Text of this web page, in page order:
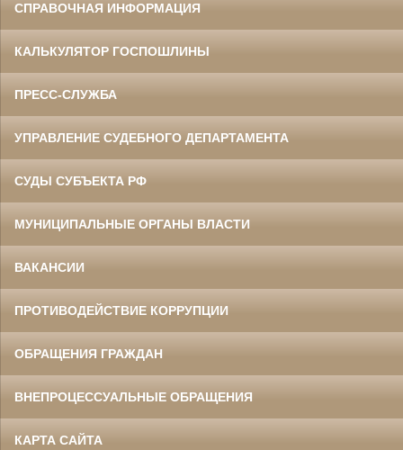
СПРАВОЧНАЯ ИНФОРМАЦИЯ
КАЛЬКУЛЯТОР ГОСПОШЛИНЫ
ПРЕСС-СЛУЖБА
УПРАВЛЕНИЕ СУДЕБНОГО ДЕПАРТАМЕНТА
СУДЫ СУБЪЕКТА РФ
МУНИЦИПАЛЬНЫЕ ОРГАНЫ ВЛАСТИ
ВАКАНСИИ
ПРОТИВОДЕЙСТВИЕ КОРРУПЦИИ
ОБРАЩЕНИЯ ГРАЖДАН
ВНЕПРОЦЕССУАЛЬНЫЕ ОБРАЩЕНИЯ
КАРТА САЙТА